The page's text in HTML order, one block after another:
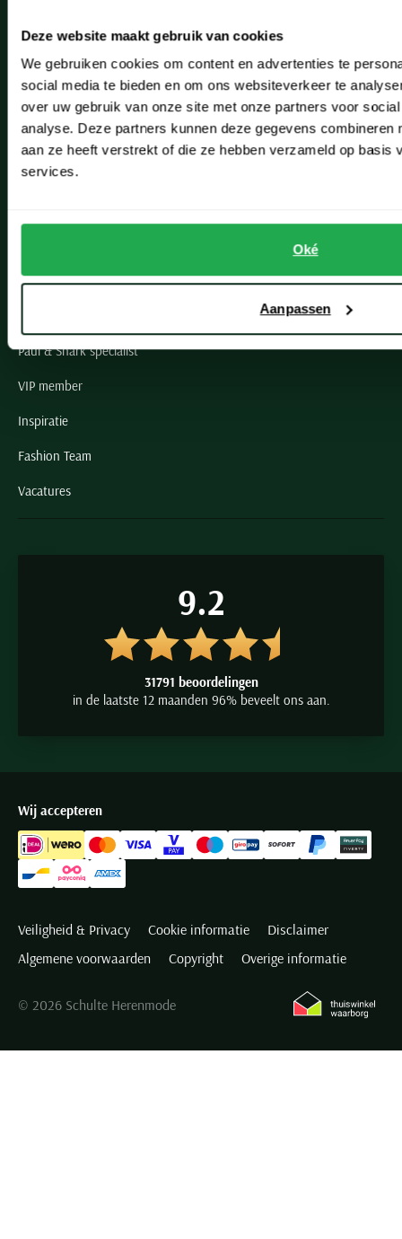
Deze website maakt gebruik van cookies
We gebruiken cookies om content en advertenties te
social media te bieden en om ons websiteverkeer te
over uw gebruik van onze site met onze partners voor
analyse. Deze partners kunnen deze gegevens combineren
aan ze heeft verstrekt of die ze hebben verzameld op basis
services.
Oké
Aanpassen
Leiderdorp
Noordwijk
Openingstijden winkels
Schulte Herenmode
Paul & Shark specialist
VIP member
Inspiratie
Fashion Team
Vacatures
9.2
31791 beoordelingen
in de laatste 12 maanden 96% beveelt ons aan.
Wij accepteren
Veiligheid & Privacy Cookie informatie
Disclaimer
Algemene voorwaarden
Copyright Overige informatie
© 2026 Schulte Herenmode